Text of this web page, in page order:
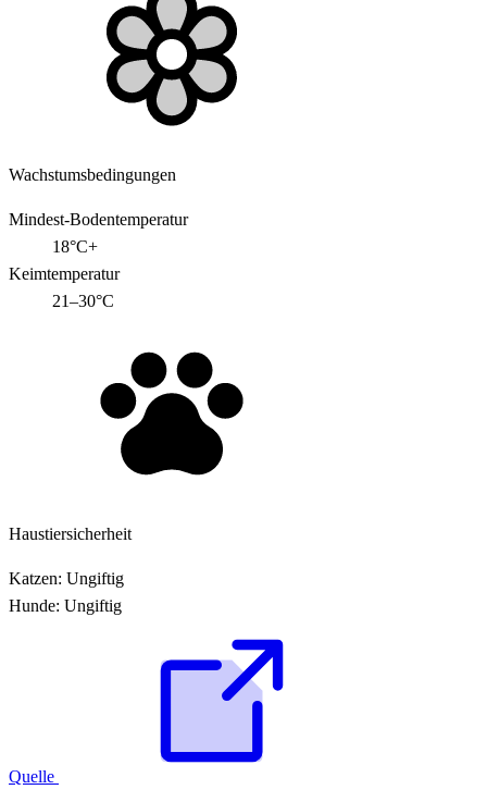
Wachstumsbedingungen
Mindest-Bodentemperatur
18°C+
Keimtemperatur
21–30°C
Haustiersicherheit
Katzen: Ungiftig
Hunde: Ungiftig
Quelle